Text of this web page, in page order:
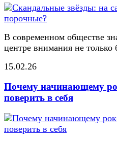
В современном обществе
центре внимания не только
15.02.26
Почему начинающему
поверить в себя